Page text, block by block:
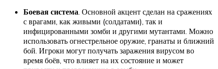
Боевая система. Основной акцент сделан на сражениях
с врагами, как живыми (солдатами), так и
инфицированными зомби и другими мутантами. Можно
использовать огнестрельное оружие, гранаты и ближний
бой. Игроки могут получать заражения вирусом во
время боёв, что влияет на их состояние и может